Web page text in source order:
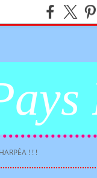
! ! !